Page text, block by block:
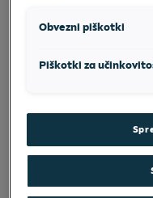
Obvezni piškotki
Piškotki za